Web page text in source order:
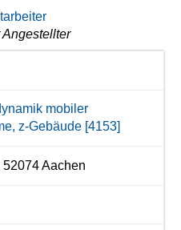
mobiler
z-Gebäude [4153]
Aachen